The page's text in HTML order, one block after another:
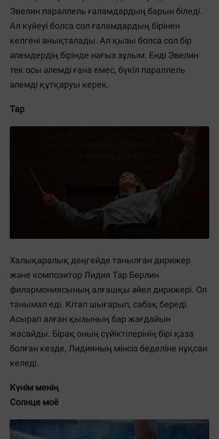
Эвелин параллель ғаламдардың барын біледі.
Ал күйеуі болса сол ғаламдардың бірінен
келгені анықталады. Ал қызы болса сол бір
әлемдердің бірінде нағыз зұлым. Енді Эвелин
тек осы әлемді ғана емес, бүкіл параллель
әлемді құтқаруы керек.
Тар
Халықаралық деңгейде танылған дирижер
және композитор Лидия Тар Берлин
филармониясының алғашқы әйел дирижері. Ол
танымал еді. Кітап шығарып, сабақ береді.
Асырап алған қызының бар жағдайын
жасайды. Бірақ оның сүйіктілерінің бірі қаза
болған кезде, Лидияның мінсіз беделіне нұқсан
келеді.
Күнім менің
Солнце моё